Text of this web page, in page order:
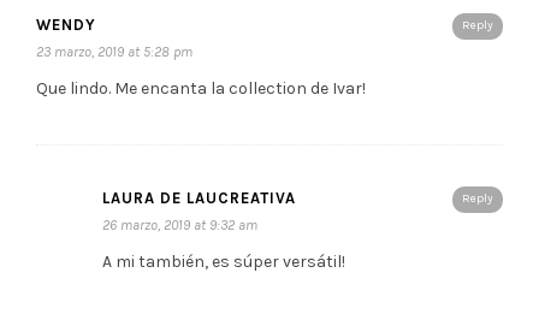
Reply
WENDY
23 marzo, 2019 at 5:28 pm
Que lindo. Me encanta la collection de Ivar!
Reply
LAURA DE LAUCREATIVA
26 marzo, 2019 at 9:32 am
A mi también, es súper versátil!